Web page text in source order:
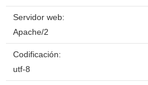
Servidor web:
Apache/2
Codificación:
utf-8